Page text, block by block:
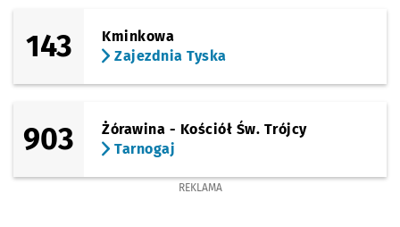
143
Kminkowa
Zajezdnia Tyska
903
Żórawina - Kościół Św. Trójcy
Tarnogaj
REKLAMA